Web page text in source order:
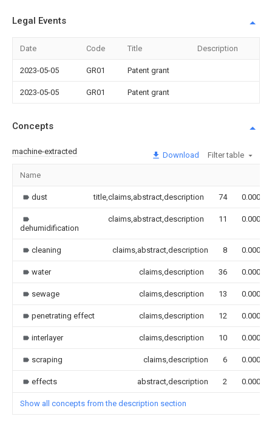
Legal Events
Date Code Title Description
2023-05-05 GR01 Patent grant
2023-05-05 GR01 Patent grant
Concepts
machine-extracted Download Filter table
Name
dust title,claims,abstract,description 74 0.000
dehumidification
claims,abstract,description 11 0.000
cleaning claims,abstract,description 8 0.000
water claims,description 36 0.000
sewage claims,description 13 0.000
penetrating effect claims,description 12 0.000
interlayer claims,description 10 0.000
scraping claims,description 6 0.000
effects abstract,description 2 0.000
Show all concepts from the description section